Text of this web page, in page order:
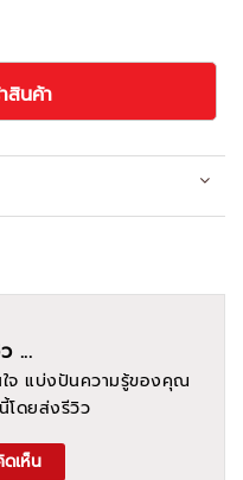
สินค้า
...
จ แบ่งปันความรู้ของคุณ
ดยส่งรีวิว
เห็น